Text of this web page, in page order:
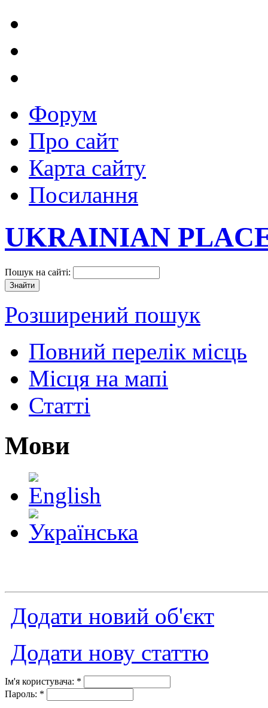
Форум
Про сайт
Карта сайту
Посилання
UKRAINIAN
Пошук на сайті:
Розширений пошук
Повний перелік місць
Місця на мапі
Статті
Мови
Додати новий об'єкт
Додати нову статтю
Ім'я користувача: *
Пароль: *